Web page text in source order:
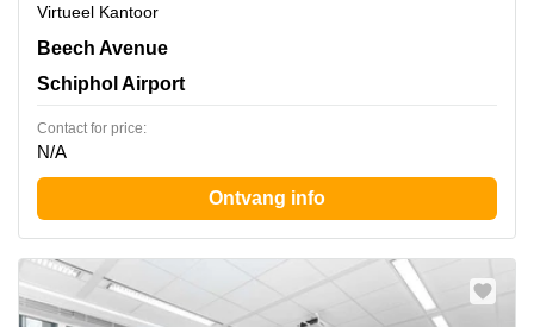
Virtueel Kantoor
Beech Avenue 54-62,Het Poortgebouw, Schiphol Airport
Beech Avenue
Schiphol Airport
Contact for price:
N/A
Ontvang info